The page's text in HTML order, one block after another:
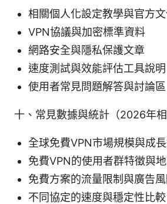
相關個人化設定教學與官方
VPN協議與加密標準資料
網路安全與隱私保護文章
速度測試與效能評估工具說明
使用者常見問題解答與討論區
十、常見數據與統計（2026年相
全球免費VPN市場規模與成
免費VPN的使用者群特徵與
免費方案的流量限制與廣告
不同協定的速度與穩定性比較